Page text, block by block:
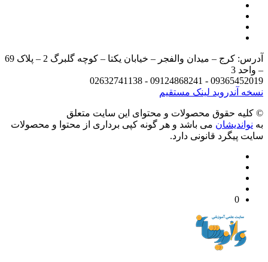
آدرس: کرج – میدان والفجر – خیابان یکتا – کوچه گلبرگ 2 – پلاک 69
3
09365452019 - 09124868241 -
آندرویدلینک مستقیم
حقوق محصولات و محتوای اين سایت متعلق
می باشد و هر گونه کپی برداری از محتوا و محصولات
پیگرد قانونی دارد.